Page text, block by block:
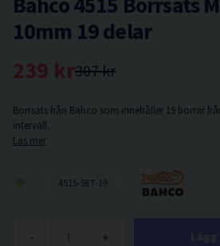
10mm 19 delar
307 kr
239 kr
Borrsats från Bahco som innehåller 19 borrar
intervall.
Läs mer
4515-SET-19
- +